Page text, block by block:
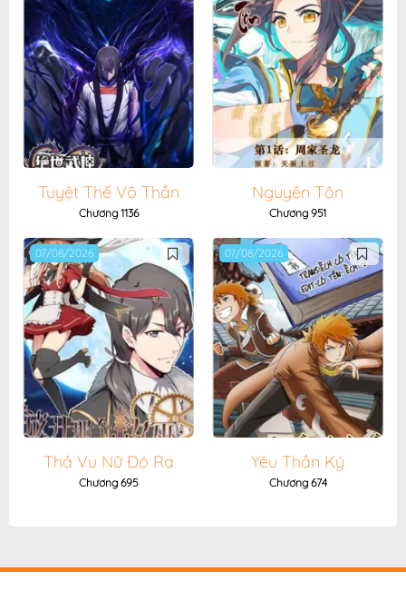
Tuyệt Thế Võ Thần
Chương 1136
Nguyên Tôn
Chương 951
07/08/2026
Thả Vu Nữ Đó Ra
Chương 695
07/08/2026
Yêu Thần Ký
Chương 674